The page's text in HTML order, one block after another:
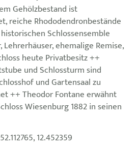
Gehölzbestand ist
reiche Rhododendronbestände
Schlossensemble
ehemalige Remise,
heute Privatbesitz ++
und Schlossturm sind
und Gartensaal zu
++ Theodor Fontane erwähnt
Wiesenburg 1882 in seinen
12.452359